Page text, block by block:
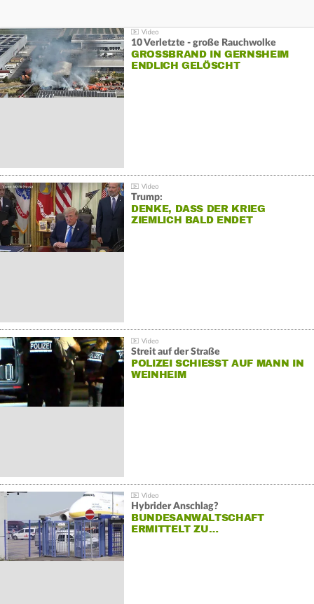
10 Verletzte - große Rauchwolke
GROSSBRAND IN GERNSHEIM E
NDLICH GELÖSCHT
Trump:
DENKE, DASS DER KRIEG
ZIEMLICH BALD ENDET
Streit auf der Straße
POLIZEI SCHIESST AUF MANN IN W
EINHEIM
Hybrider Anschlag?
BUNDESANWALTSCHAFT
ERMITTELT ZU…